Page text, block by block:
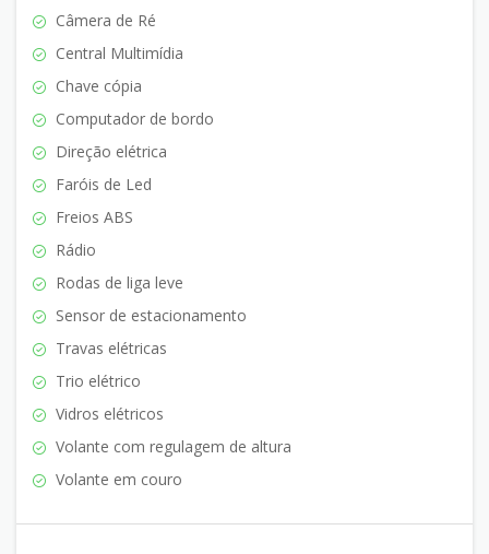
Câmera de Ré
Central Multimídia
Chave cópia
Computador de bordo
Direção elétrica
Faróis de Led
Freios ABS
Rádio
Rodas de liga leve
Sensor de estacionamento
Travas elétricas
Trio elétrico
Vidros elétricos
Volante com regulagem de altura
Volante em couro